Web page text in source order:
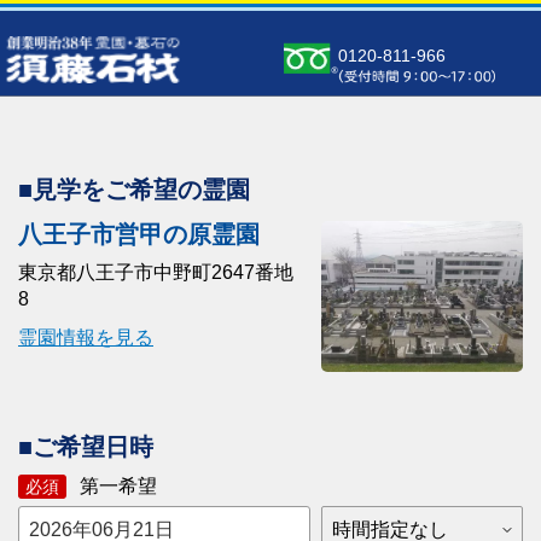
0120-811-966
■見学をご希望の霊園
八王子市営甲の原霊園
東京都八王子市中野町2647番地
8
霊園情報を見る
■ご希望日時
必須 第一希望